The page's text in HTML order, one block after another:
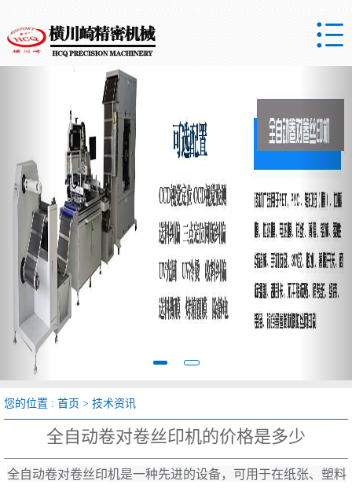

您的位置 : 首页 > 技术资讯
全自动卷对卷丝印机的价格是多少
全自动卷对卷丝印机是一种先进的设备，可用于在纸张、塑料